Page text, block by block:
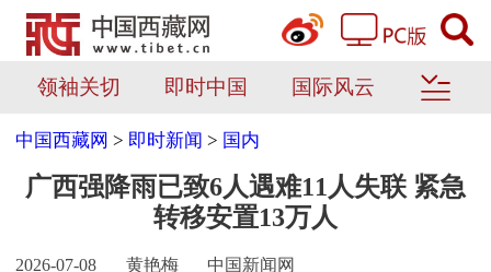
领袖关切 即时中国 国际风云
中国西藏网 > 即时新闻 > 国内
广西强降雨已致6人遇难11人失联 紧急
转移安置13万人
2026-07-08 黄艳梅 中国新闻网